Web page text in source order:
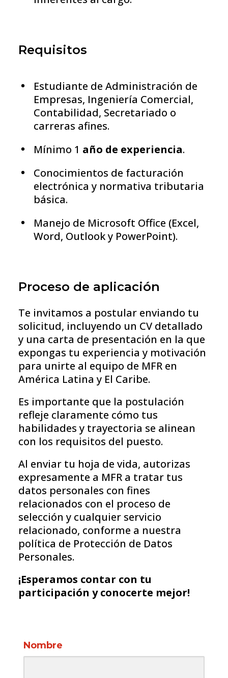
Requisitos
Estudiante de Administración de
Empresas, Ingeniería Comercial,
Contabilidad, Secretariado o
carreras afines.
Mínimo 1 año de experiencia.
Conocimientos de facturación
electrónica y normativa tributaria
básica.
Manejo de Microsoft Office (Excel,
Word, Outlook y PowerPoint).
Proceso de aplicación
Te invitamos a postular enviando tu
solicitud, incluyendo un CV detallado
y una carta de presentación en la que
expongas tu experiencia y motivación
para unirte al equipo de MFR en
América Latina y El Caribe.
Es importante que la postulación
refleje claramente cómo tus
habilidades y trayectoria se alinean
con los requisitos del puesto.
Al enviar tu hoja de vida, autorizas
expresamente a MFR a tratar tus
datos personales con fines
relacionados con el proceso de
selección y cualquier servicio
relacionado, conforme a nuestra
política de Protección de Datos
Personales.
¡Esperamos contar con tu
participación y conocerte mejor!
Nombre